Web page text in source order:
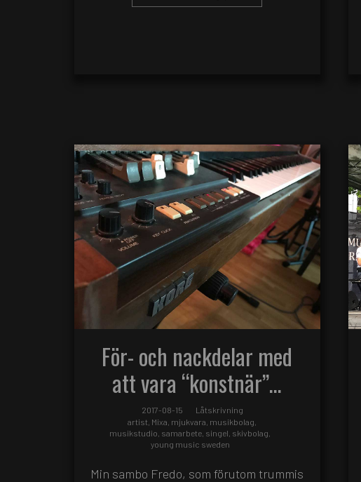
För- och nackdelar med
att vara “konstnär”…
2017-08-15
Låtskrivning
artist Mixa mjukvara musikbolag
musikstudio samarbete singel skivbolag
young music sweden
Min sambo Fredo, som förutom trummis